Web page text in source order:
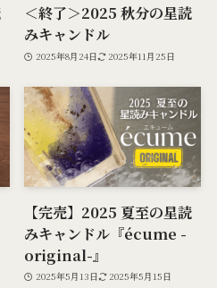
＜終了＞2025 秋分の星読
みキャンドル
2025年8月24日 2025年11月25日
【完売】2025 夏至の星読
みキャンドル『écume -
original-』
2025年5月13日 2025年5月15日